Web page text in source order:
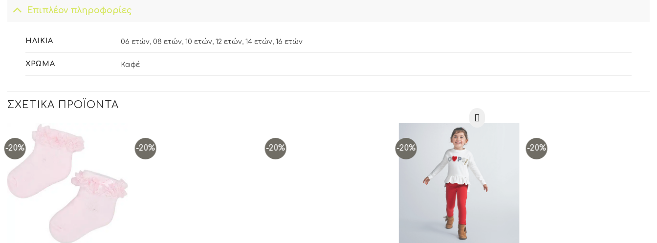
Επιπλέον πληροφορίες
ΗΛΙΚΊΑ 06 ετών, 08 ετών, 10 ετών, 12 ετών, 14 ετών, 16 ετών
ΧΡΏΜΑ Καφέ
ΣΧΕΤΙΚΆ ΠΡΟΪΌΝΤΑ
-20% -20% -20% -20% -20%